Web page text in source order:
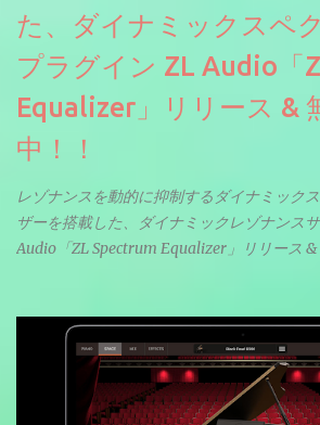
た、ダイナミックスペ
プラグイン ZL Audio「
Equalizer」リリース &
中！！
レゾナンスを動的に抑制するダイナミック
ザーを搭載した、ダイナミックレゾナンス
Audio「ZL Spectrum Equalizer」リリース &